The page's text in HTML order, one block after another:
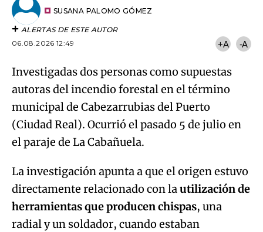
SUSANA PALOMO GÓMEZ
ALERTAS DE ESTE AUTOR
06.08.2026 12:49
+A -A
Investigadas dos personas como supuestas
autoras del incendio forestal en el término
municipal de Cabezarrubias del Puerto
(Ciudad Real). Ocurrió el pasado 5 de julio en
el paraje de La Cabañuela.
La investigación apunta a que el origen estuvo
directamente relacionado con lautilización de
herramientas que producen chispas, una
radial y un soldador, cuando estaban